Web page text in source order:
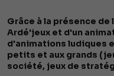
Grâce à la présence
Ardé'jeux et d'un
d'animations ludiques
petits et aux grands
société, jeux de